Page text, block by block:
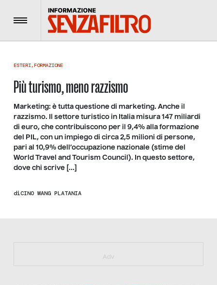
Menu
ESTERI,FORMAZIONE
Più turismo, meno razzismo
Marketing: è tutta questione di marketing. Anche il
razzismo. Il settore turistico in Italia misura 147 miliardi
di euro, che contribuiscono per il 9,4% alla formazione
del PIL, con un impiego di circa 2,5 milioni di persone,
pari al 10,9% dell’occupazione nazionale (stime del
World Travel and Tourism Council). In questo settore,
dove chi scrive […]
diCINO WANG PLATANIA
https://bit.ly/muster_aggiornamento
Adv